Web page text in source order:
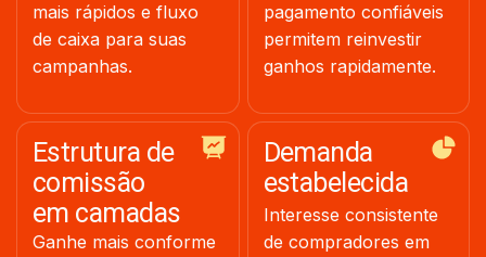
mais rápidos e fluxo
de caixa para suas
campanhas.
pagamento confiáveis
permitem reinvestir
ganhos rapidamente.
Estrutura de
comissão
em camadas
Ganhe mais conforme
Demanda
estabelecida
Interesse consistente
de compradores em